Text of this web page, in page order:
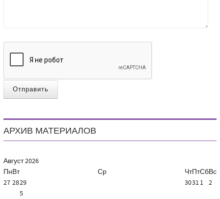
Отправить
АРХИВ МАТЕРИАЛОВ
Август2026
ПнВт Ср ЧтПтСбВс
27 2829 30311 2
5